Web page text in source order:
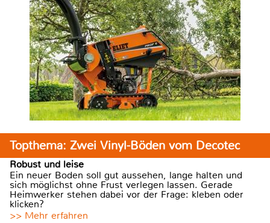
Topthema: Zwei Vinyl-Böden vom Decotec
Robust und leise
Ein neuer Boden soll gut aussehen, lange halten und
sich möglichst ohne Frust verlegen lassen. Gerade
Heimwerker stehen dabei vor der Frage: kleben oder
klicken?
>> Mehr erfahren